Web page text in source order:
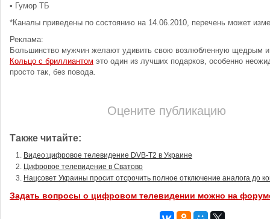
• Гумор ТБ
*Каналы приведены по состоянию на 14.06.2010, перечень может
Реклама:
Большинство мужчин желают удивить свою возлюбленную щедрым
Кольцо с бриллиантом это один из лучших подарков, особенно
просто так, без повода.
Оцените публикацию
Также читайте:
Видео:цифровое телевидение DVB-T2 в Украине
Цифровое телевидение в Сватово
Нацсовет Украины просит отсрочить полное отключение аналога до
Задать вопросы о цифровом телевидении можно на